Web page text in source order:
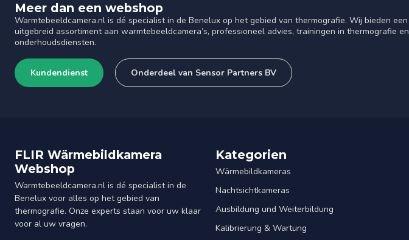
Meer dan een webshop
Warmtebeeldcamera.nl is dé specialist in de Benelux op het gebied van thermografie. Wij bieden een
uitgebreid assortiment aan warmtebeeldcamera’s, professioneel advies, trainingen in thermografie en
onderhoudsdiensten.
Kundendienst Onderdeel van Sensor Partners BV
FLIR Wärmebildkamera
Webshop
Warmtebeeldcamera.nl is dé specialist in de
Benelux voor alles op het gebied van
thermografie. Onze experts staan voor uw klaar
voor al uw vragen.
Kategorien
Wärmebildkameras
Nachtsichtkameras
Ausbildung und Weiterbildung
Kalibrierung & Wartung